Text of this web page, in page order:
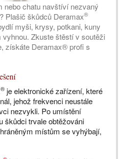
nebo chatu navštíví nezvaný
Plašič škůdců Deramax®
myši, krysy, potkani, kuny
Zkuste štěstí v soutěži
získáte Deramax® profi s
® je elektronické zařízení, které
jehož frekvenci neustále
nezvykli. Po umístění
škůdci trvale obtěžováni
místům se vyhýbají,